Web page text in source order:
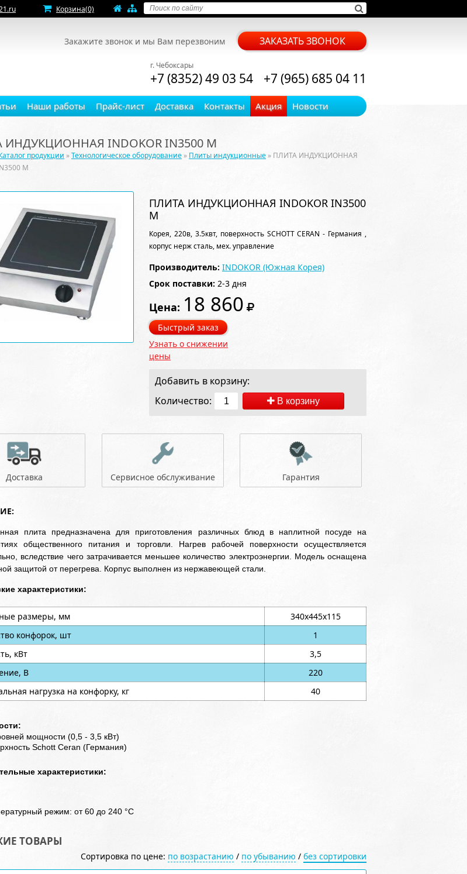
Корзина(0)
Закажите звонок и мы Вам перезвоним ЗАКАЗАТЬ ЗВОНОК
г. Чебоксары
+7 (8352) 49 03 54 +7 (965) 685 04 11
Наши работы Прайс-лист Доставка Контакты Акция Новости
ИНДУКЦИОННАЯ INDOKOR IN3500 M
продукции »Технологическое оборудование » Плиты индукционные» ПЛИТА ИНДУКЦИОННАЯ
M
ПЛИТА ИНДУКЦИОННАЯ INDOKOR IN3500
M
Корея, 220в, 3.5квт, поверхность SCHOTT CERAN - Германия ,
корпус нерж сталь, мех. управление
Производитель: INDOKOR (Южная Корея)
Срок поставки: 2-3 дня
Цена: 18 860
Быстрый заказ
Узнать о снижении
цены
Добавить в корзину:
Количество:
В корзину
Доставка Сервисное обслуживание Гарантия
плита предназначена для приготовления различных блюд в наплитной посуде на
общественного питания и торговли. Нагрев рабочей поверхности осуществляется
вследствие чего затрачивается меньшее количество электроэнергии. Модель оснащена
защитой от перегрева. Корпус выполнен из нержавеющей стали.
характеристики:
размеры, мм
340х445х115
конфорок, шт
1
кВт
3,5
В
220
нагрузка на конфорку, кг
40
мощности (0,5 - 3,5 кВт)
Schott Ceran (Германия)
характеристики:
режим: от 60 до 240 °C
ТОВАРЫ
Сортировка по цене: по возрастанию / по убыванию / без сортировки